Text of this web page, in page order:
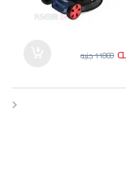
11800جنيه